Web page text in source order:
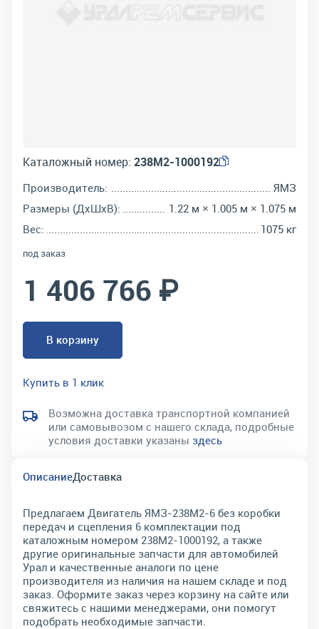
Каталожный номер: 238М2-1000192
Производитель:
ЯМЗ
Размеры (ДхШхВ):
1.22 м × 1.005 м × 1.075 м
Вес:
1075 кг
под заказ
1 406 766 ₽
В корзину
Купить в 1 клик
Возможна доставка транспортной компанией
или самовывозом с нашего склада, подробные
условия доставки указаны здесь
ОписаниеДоставка
Предлагаем Двигатель ЯМЗ-238М2-6 без коробки
передач и сцепления 6 комплектации под
каталожным номером 238М2-1000192, а также
другие оригинальные запчасти для автомобилей
Урал и качественные аналоги по цене
производителя из наличия на нашем складе и под
заказ. Оформите заказ через корзину на сайте или
свяжитесь с нашими менеджерами, они помогут
подобрать необходимые запчасти.